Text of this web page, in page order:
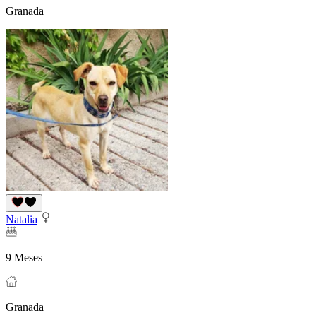
Granada
Natalia
9 Meses
Granada